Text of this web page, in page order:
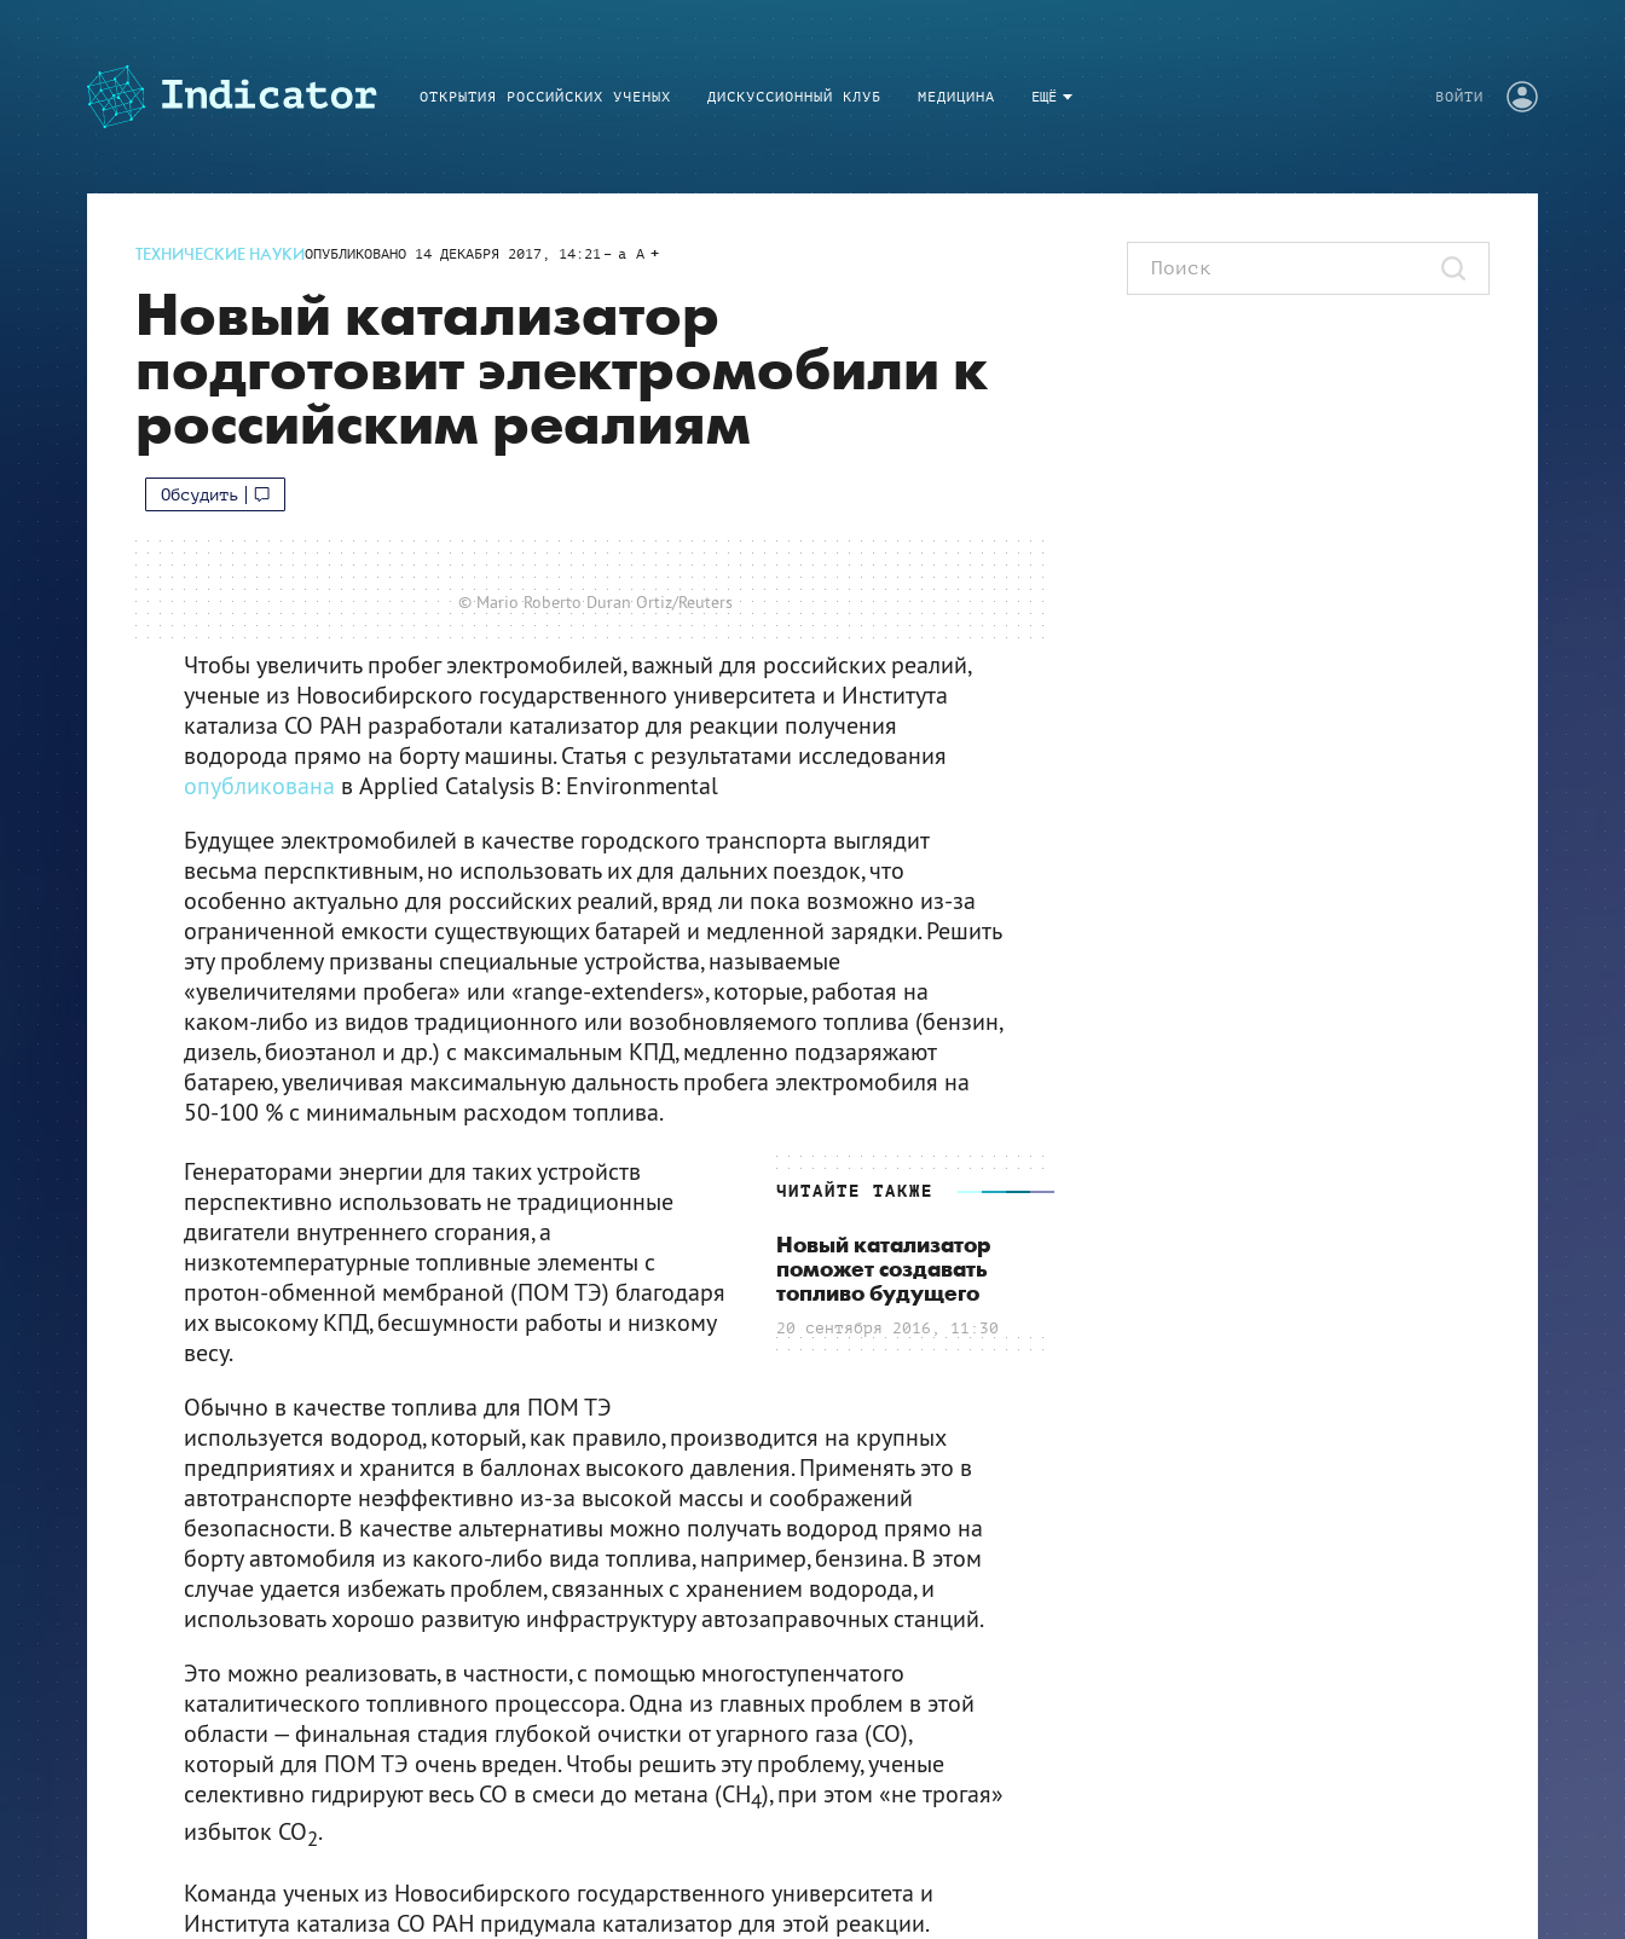
ЕЩЁ
ОТКРЫТИЯ РОССИЙСКИХ УЧЕНЫХ ДИСКУССИОННЫЙ КЛУБ МЕДИЦИНА ВОЙТИ
ТЕХНИЧЕСКИЕ НАУКИОПУБЛИКОВАНО 14 ДЕКАБРЯ 2017, 14:21 a A
Новый катализатор
подготовит электромобили к
российским реалиям
Обсудить
© Mario Roberto Duran Ortiz/Reuters
Чтобы увеличить пробег электромобилей, важный для российских реалий,
ученые из Новосибирского государственного университета и Института
катализа СО РАН разработали катализатор для реакции получения
водорода прямо на борту машины. Статья с результатами исследования
опубликована в Applied Catalysis B: Environmental
Будущее электромобилей в качестве городского транспорта выглядит
весьма перспктивным, но использовать их для дальних поездок, что
особенно актуально для российских реалий, вряд ли пока возможно из-за
ограниченной емкости существующих батарей и медленной зарядки. Решить
эту проблему призваны специальные устройства, называемые
«увеличителями пробега» или «range-extenders», которые, работая на
каком-либо из видов традиционного или возобновляемого топлива (бензин,
дизель, биоэтанол и др.) с максимальным КПД, медленно подзаряжают
батарею, увеличивая максимальную дальность пробега электромобиля на
50-100 % с минимальным расходом топлива.
ЧИТАЙТЕ ТАКЖЕ
Новый катализатор
поможет создавать
топливо будущего
20 сентября 2016, 11:30
Генераторами энергии для таких устройств
перспективно использовать не традиционные
двигатели внутреннего сгорания, а
низкотемпературные топливные элементы с
протон-обменной мембраной (ПОМ ТЭ) благодаря
их высокому КПД, бесшумности работы и низкому
весу.
Обычно в качестве топлива для ПОМ ТЭ
используется водород, который, как правило, производится на крупных
предприятиях и хранится в баллонах высокого давления. Применять это в
автотранспорте неэффективно из-за высокой массы и соображений
безопасности. В качестве альтернативы можно получать водород прямо на
борту автомобиля из какого-либо вида топлива, например, бензина. В этом
случае удается избежать проблем, связанных с хранением водорода, и
использовать хорошо развитую инфраструктуру автозаправочных станций.
Это можно реализовать, в частности, с помощью многоступенчатого
каталитического топливного процессора. Одна из главных проблем в этой
области — финальная стадия глубокой очистки от угарного газа (СО),
который для ПОМ ТЭ очень вреден. Чтобы решить эту проблему, ученые
селективно гидрируют весь СО в смеси до метана (СН4), при этом «не трогая»
избыток СО2.
Команда ученых из Новосибирского государственного университета и
Института катализа СО РАН придумала катализатор для этой реакции.